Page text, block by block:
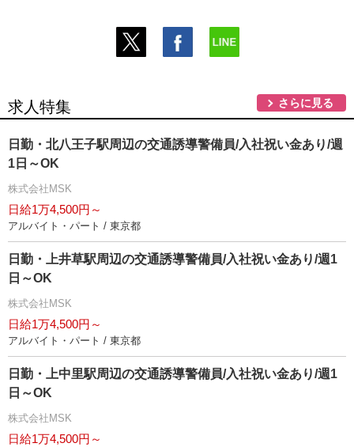
求人特集 さらに見る
日勤・北八王子駅周辺の交通誘導警備員/入社祝い金あり/週
1日～OK
株式会社MSK
日給1万4,500円～
アルバイト・パート / 東京都
日勤・上井草駅周辺の交通誘導警備員/入社祝い金あり/週1
日～OK
株式会社MSK
日給1万4,500円～
アルバイト・パート / 東京都
日勤・上中里駅周辺の交通誘導警備員/入社祝い金あり/週1
日～OK
株式会社MSK
日給1万4,500円～